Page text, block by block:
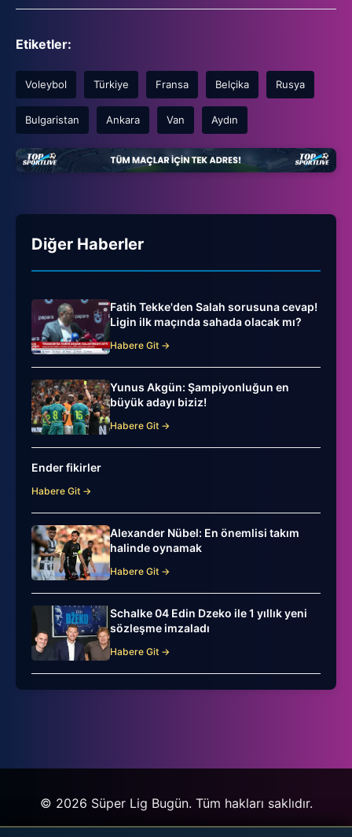
Etiketler:
Voleybol Türkiye Fransa Belçika Rusya
Bulgaristan Ankara Van Aydın
Diğer Haberler
Fatih Tekke'den Salah sorusuna cevap!
Ligin ilk maçında sahada olacak mı?
Habere Git →
Yunus Akgün: Şampiyonluğun en
büyük adayı biziz!
Habere Git →
Ender fikirler
Habere Git →
Alexander Nübel: En önemlisi takım
halinde oynamak
Habere Git →
Schalke 04 Edin Dzeko ile 1 yıllık yeni
sözleşme imzaladı
Habere Git →
© 2026 Süper Lig Bugün. Tüm hakları saklıdır.